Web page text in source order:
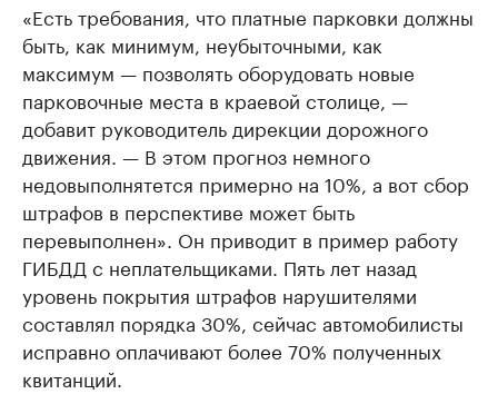
РБК Компании
Крупнейшие производители и
продавцы медийной продукции
Ознакомьтесь с информацией в каталоге
Страховые
Посмотрите в
«Есть требования, что платные парковки должны
быть, как минимум, неубыточными, как
максимум — позволять оборудовать новые
парковочные места в краевой столице, —
добавит руководитель дирекции дорожного
движения. — В этом прогноз немного
недовыполнятется примерно на 10%, а вот сбор
штрафов в перспективе может быть
перевыполнен». Он приводит в пример работу
ГИБДД с неплательщиками. Пять лет назад
уровень покрытия штрафов нарушителями
составлял порядка 30%, сейчас автомобилисты
исправно оплачивают более 70% полученных
квитанций.